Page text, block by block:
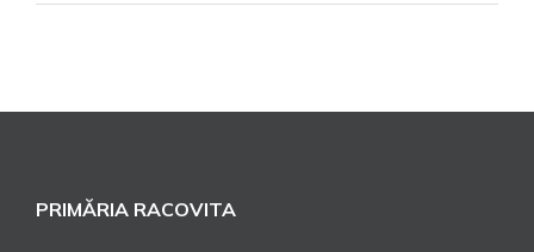
Ansamblul
PRIMĂRIA RACOVITA